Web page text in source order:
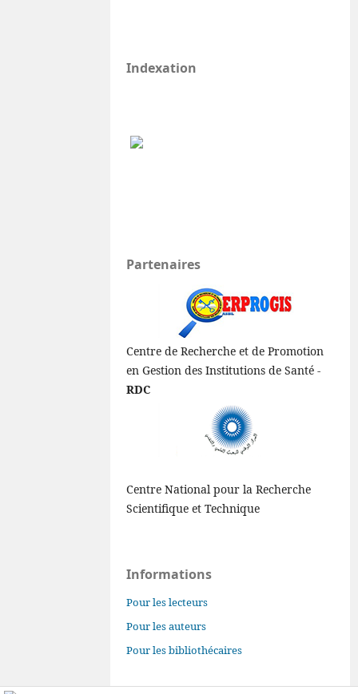
Indexation
Partenaires
Centre de Recherche et de Promotion
en Gestion des Institutions de Santé -
RDC
Centre National pour la Recherche
Scientifique et Technique
Informations
Pour les lecteurs
Pour les auteurs
Pour les bibliothécaires